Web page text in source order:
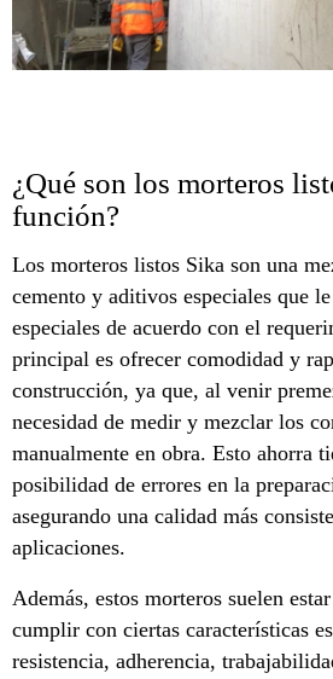
¿Qué son los morteros
función?
Los morteros listos Sika son una
cemento y aditivos especiales que
especiales de acuerdo con el
principal es ofrecer comodidad y
construcción, ya que, al venir
necesidad de medir y mezclar los
manualmente en obra. Esto ahorra
posibilidad de errores en la
asegurando una calidad más
aplicaciones.
Además, estos morteros suelen
cumplir con ciertas características
resistencia, adherencia,